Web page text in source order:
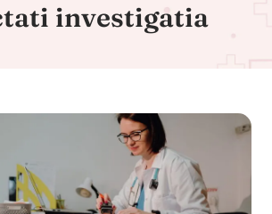
investigatia